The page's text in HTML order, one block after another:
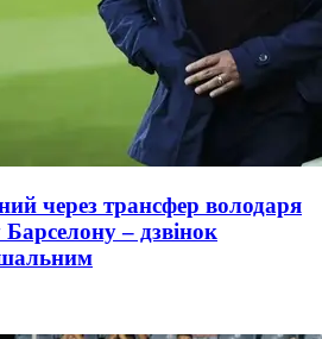
через трансфер володаря
– дзвінок